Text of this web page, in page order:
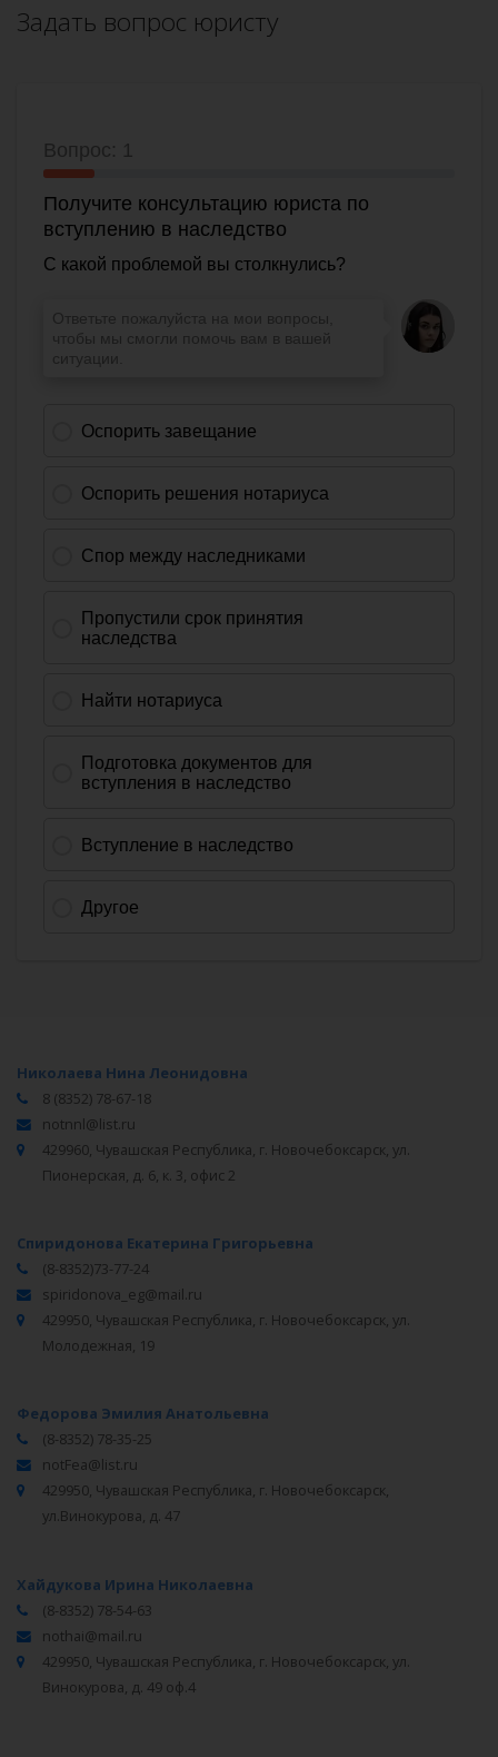
Задать вопрос юристу
Николаева Нина Леонидовна
8 (8352) 78-67-18
notnnl@list.ru
429960, Чувашская Республика, г. Новочебоксарск, ул.
Пионерская, д. 6, к. 3, офис 2
Спиридонова Екатерина Григорьевна
(8-8352)73-77-24
spiridonova_eg@mail.ru
429950, Чувашская Республика, г. Новочебоксарск, ул.
Молодежная, 19
Федорова Эмилия Анатольевна
(8-8352) 78-35-25
notFea@list.ru
429950, Чувашская Республика, г. Новочебоксарск,
ул.Винокурова, д. 47
Хайдукова Ирина Николаевна
(8-8352) 78-54-63
nothai@mail.ru
429950, Чувашская Республика, г. Новочебоксарск, ул.
Винокурова, д. 49 оф.4